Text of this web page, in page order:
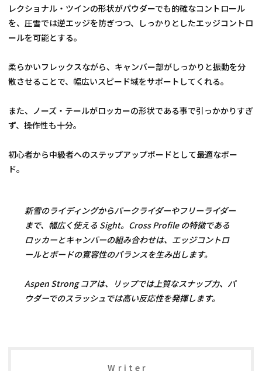
レクショナル・ツインの形状がパウダーでも的確なコントロール
を、圧雪では逆エッジを防ぎつつ、しっかりとしたエッジコントロ
ールを可能とする。
柔らかいフレックスながら、キャンバー部がしっかりと振動を分
散させることで、幅広いスピード域をサポートしてくれる。
また、ノーズ・テールがロッカーの形状である事で引っかかりすぎ
ず、操作性も十分。
初心者から中級者へのステップアップボードとして最適なボー
ド。
新雪のライディングからパークライダーやフリーライダー
まで、幅広く使える Sight。Cross Profile の特徴である
ロッカーとキャンバーの組み合わせは、エッジコントロ
ールとボードの寛容性のバランスを生み出します。
Aspen Strong コアは、リップでは上質なスナップ力、パ
ウダーでのスラッシュでは高い反応性を発揮します。
Writer